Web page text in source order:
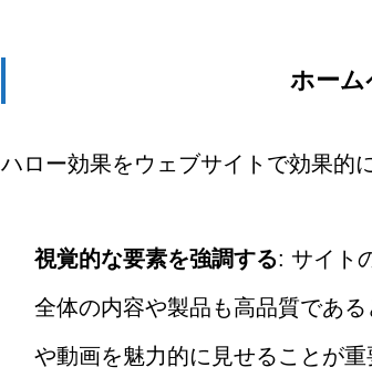
ホーム
ハロー効果をウェブサイトで効果的
視覚的な要素を強調する: サイト
全体の内容や製品も高品質であ
や動画を魅力的に見せることが重